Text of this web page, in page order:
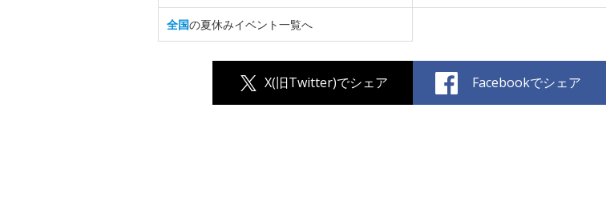
全国の夏休みイベント一覧へ
X(旧Twitter)でシェア Facebookでシェア